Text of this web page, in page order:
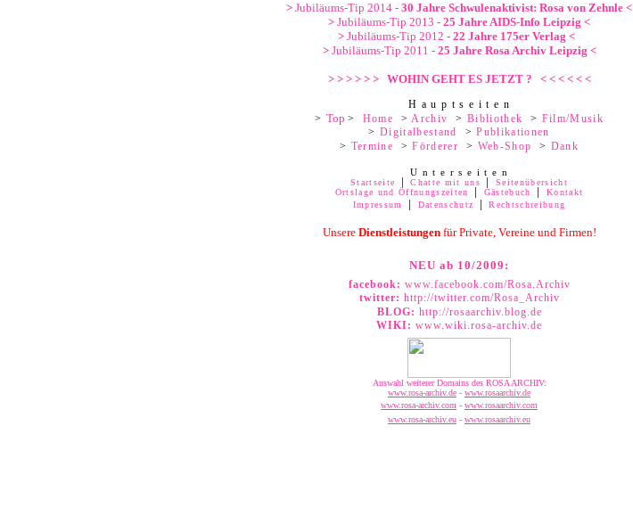
> Jubiläums-Tip 2014 - 30 Jahre Schwulenaktivist: Rosa von Zehnle <
> Jubiläums-Tip 2013 - 25 Jahre AIDS-Info Leipzig <
> Jubiläums-Tip 2012 - 22 Jahre 175er Verlag <
> Jubiläums-Tip 2011 - 25 Jahre Rosa Archiv Leipzig <
> > > > > > WOHIN GEHT ES JETZT ? < < < < < <
H a u p t s e i t e n
> Top > Home > Archiv > Bibliothek > Film/Musik
> Digitalbestand > Publikationen
> Termine > Förderer > Web-Shop > Dank
U n t e r s e i t e n
Startseite
Chatte mit uns
Seitenübersicht
Ortslage und Öffnungszeiten
Gästebuch
Kontakt
Impressum
Datenschutz Rechtschreibung
Unsere Dienstleistungenfür Private, Vereine und Firmen!
NEU ab 10/2009:
facebook: www.facebook.com/Rosa.Archiv
twitter: http://twitter.com/Rosa_Archiv
BLOG: http://rosaarchiv.blog.de
WIKI: www.wiki.rosa-archiv.de
Auswahl weiterer Domains des ROSA ARCHIV:
www.rosa-archiv.de - www.rosaarchiv.de
www.rosa-archiv.com - www.rosaarchiv.com
www.rosa-archiv.eu - www.rosaarchiv.eu